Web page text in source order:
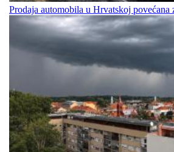
Prodaja automobila u Hrvatskoj povećana